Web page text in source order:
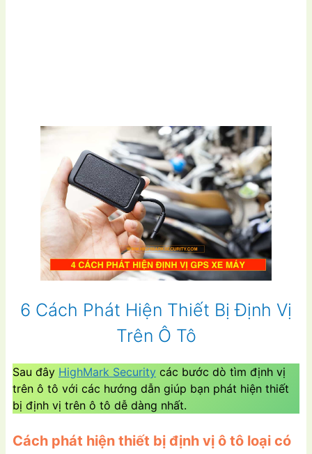
6 Cách Phát Hiện Thiết Bị Định Vị
Trên Ô Tô
Sau đây HighMark Security các bước dò tìm định vị
trên ô tô với các hướng dẫn giúp bạn phát hiện thiết
bị định vị trên ô tô dễ dàng nhất.
Cách phát hiện thiết bị định vị ô tô loại có